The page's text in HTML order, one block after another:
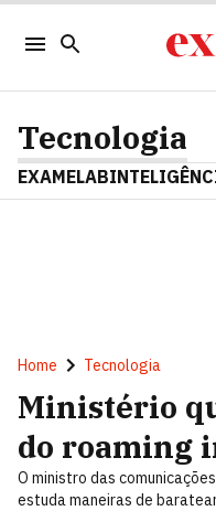
Tecnologia
EXAMELAB
Home Tecnologia
Ministério
do roaming
O ministro das
estuda maneiras de